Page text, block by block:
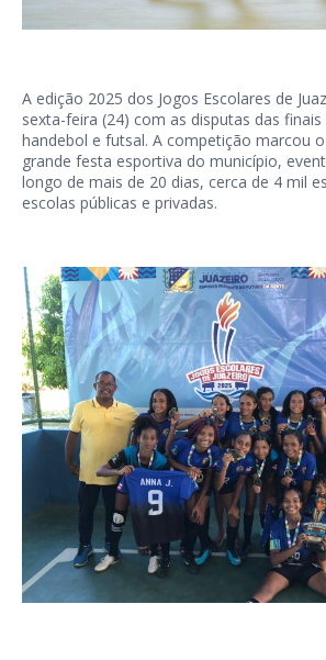
A edição 2025 dos Jogos Escolares de
sexta-feira (24) com as disputas das
handebol e futsal. A competição marcou
grande festa esportiva do município,
longo de mais de 20 dias, cerca de 4 mil
escolas públicas e privadas.